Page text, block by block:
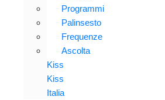
Programmi
Palinsesto
Frequenze
Ascolta
Kiss
Kiss
Italia